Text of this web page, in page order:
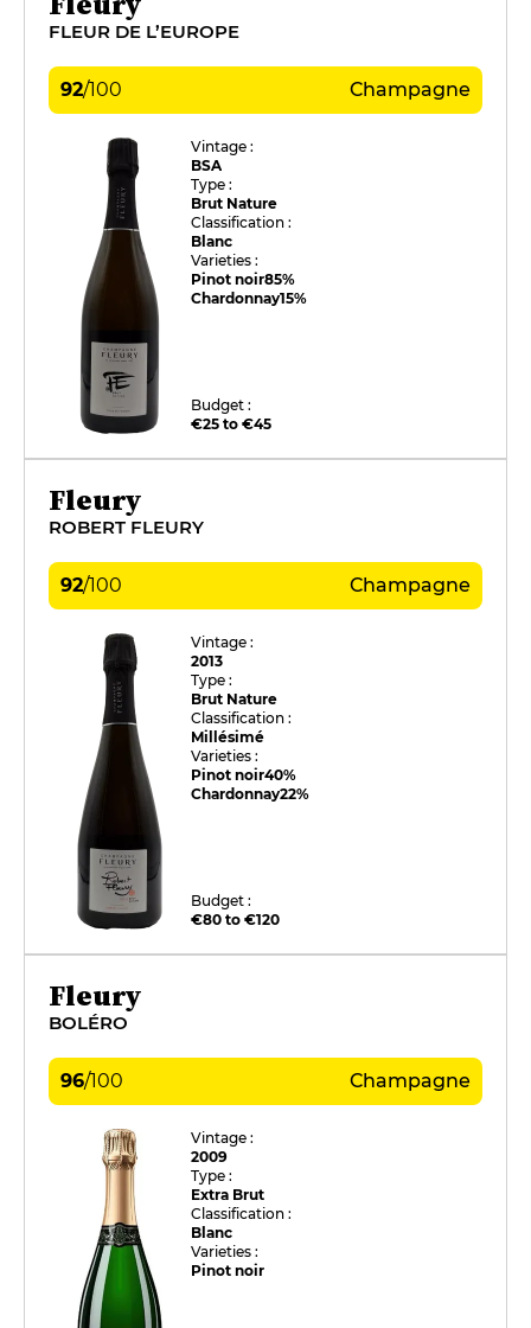
FLEUR DE L’EUROPE
92/100 Champagne
Vintage :
BSA
Type :
Brut Nature
Classification :
Blanc
Varieties :
Pinot noir85%
Chardonnay15%
Budget :
€25 to €45
Fleury
ROBERT FLEURY
92/100 Champagne
Vintage :
2013
Type :
Brut Nature
Classification :
Millésimé
Varieties :
Pinot noir40%
Chardonnay22%
Budget :
€80 to €120
Fleury
BOLÉRO
96/100 Champagne
Vintage :
2009
Type :
Extra Brut
Classification :
Blanc
Varieties :
Pinot noir